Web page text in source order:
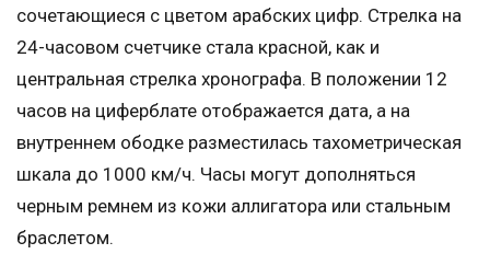
сочетающиеся с цветом арабских цифр. Стрелка на
24-часовом счетчике стала красной, как и
центральная стрелка хронографа. В положении 12
часов на циферблате отображается дата, а на
внутреннем ободке разместилась тахометрическая
шкала до 1000 км/ч. Часы могут дополняться
черным ремнем из кожи аллигатора или стальным
браслетом.